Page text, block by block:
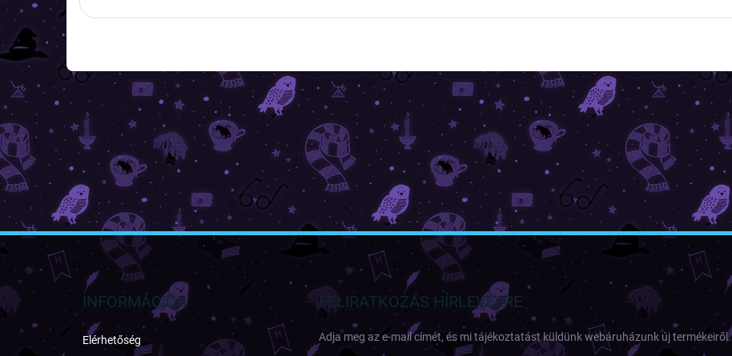
L
á
é
INFORMÁCIÓK
Elérhetőség
FELIRATKOZÁS HÍRLEVÉLRE
Adja meg az e-mail címét, és mi tájékoztatást küldünk webáruházunk új termékeiről.